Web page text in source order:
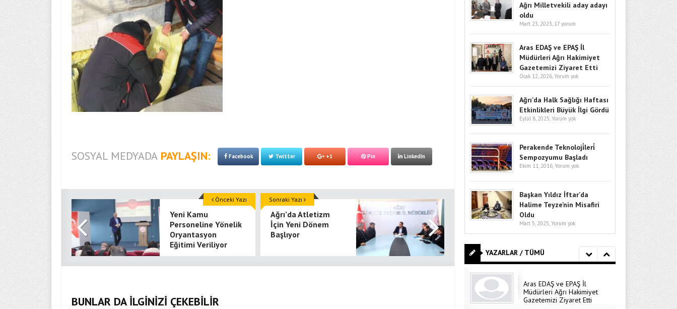
SOSYAL MEDYADA PAYLAŞIN: Facebook Twitter +1 Pin LinkedIn
Yeni Kamu
Personeline Yönelik
Oryantasyon
Eğitimi Veriliyor
Önceki Yazı
Ağrı’da Atletizm
İçin Yeni Dönem
Başlıyor
Sonraki Yazı
BUNLAR DA İLGİNİZİ ÇEKEBİLİR
Ağrı Milletvekili aday adayı
oldu
Mart 23, 2023, 17 yorum
Aras EDAŞ ve EPAŞ İl
Müdürleri Ağrı Hakimiyet
Gazetemizi Ziyaret Etti
Ocak 12, 2026, Yorum yok
Ağrı’da Halk Sağlığı Haftası
Etkinlikleri Büyük İlgi Gördü
Eylül 8, 2025, Yorum yok
Perakende Teknoloji̇leri̇
Sempozyumu Başladı
Ekim 11, 2016, Yorum yok
Başkan Yıldız İftar’da
Halime Teyze’nin Misafiri
Oldu
Mart 5, 2025, Yorum yok
YAZARLAR / TÜMÜ
Aras EDAŞ ve EPAŞ İl
Müdürleri Ağrı Hakimiyet
Gazetemizi Ziyaret Etti
Aras EDAŞ ve EPAŞ İl
Müdürleri Ağrı Hakimiyet
Gazetemizi Ziyaret Etti